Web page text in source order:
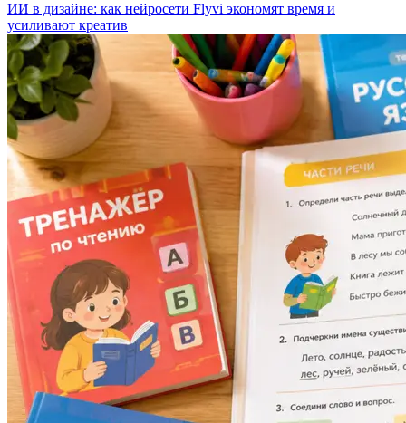
ИИ в дизайне: как нейросети Flyvi экономят время и
усиливают креатив